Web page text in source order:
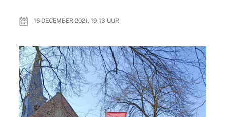
16 DECEMBER 2021, 19:13 UUR